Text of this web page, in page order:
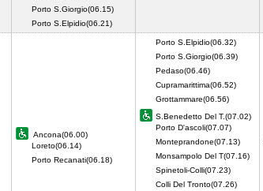
Porto S.Giorgio(06.15)
Porto S.Elpidio(06.21)
Ancona(06.00)
Loreto(06.14)
Porto Recanati(06.18)
Porto S.Elpidio(06.32)
Porto S.Giorgio(06.39)
Pedaso(06.46)
Cupramarittima(06.52)
Grottammare(06.56)
S.Benedetto Del T.(07.02)
Porto D'ascoli(07.07)
Monteprandone(07.13)
Monsampolo Del T(07.16)
Spinetoli-Colli(07.23)
Colli Del Tronto(07.26)